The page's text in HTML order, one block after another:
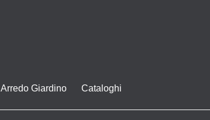
Arredo Giardino Cataloghi